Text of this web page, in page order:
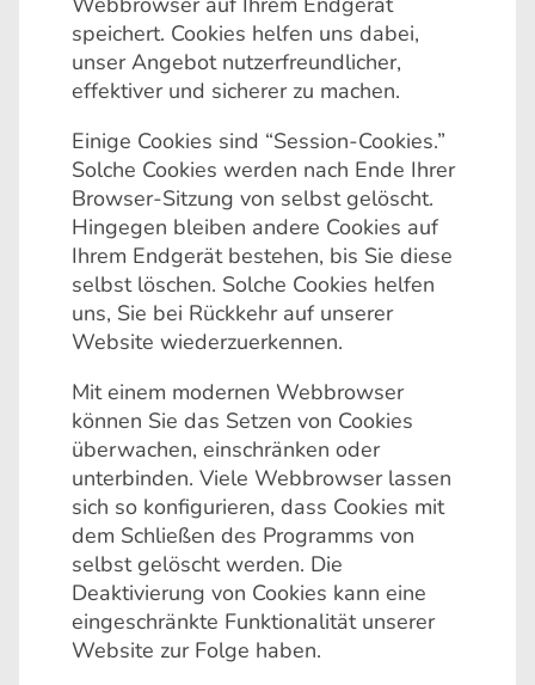
speichert. Cookies helfen uns dabei,
unser Angebot nutzerfreundlicher,
effektiver und sicherer zu machen.
Einige Cookies sind “Session-Cookies.”
Solche Cookies werden nach Ende Ihrer
Browser-Sitzung von selbst gelöscht.
Hingegen bleiben andere Cookies auf
Ihrem Endgerät bestehen, bis Sie diese
selbst löschen. Solche Cookies helfen
uns, Sie bei Rückkehr auf unserer
Website wiederzuerkennen.
Mit einem modernen Webbrowser
können Sie das Setzen von Cookies
überwachen, einschränken oder
unterbinden. Viele Webbrowser lassen
sich so konfigurieren, dass Cookies mit
dem Schließen des Programms von
selbst gelöscht werden. Die
Deaktivierung von Cookies kann eine
eingeschränkte Funktionalität unserer
Website zur Folge haben.